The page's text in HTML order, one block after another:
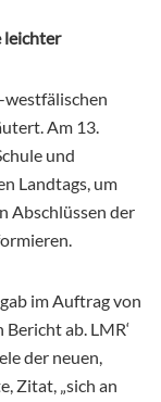
leichter
westfälischen
Am 13.
und
Landtags, um
Abschlüssen der
im Auftrag von
ab. LMR‘
der neuen,
Zitat, „sich an